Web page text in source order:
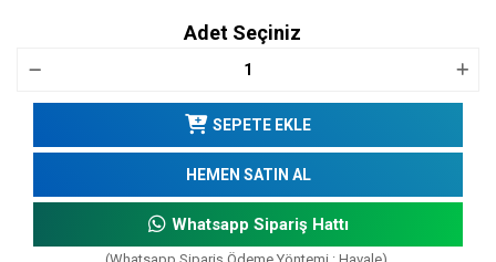
Adet Seçiniz
SEPETE EKLE
HEMEN SATIN AL
Whatsapp Sipariş Hattı